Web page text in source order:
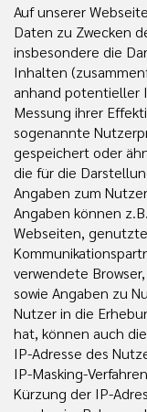
Auf unserer
Daten zu Zwecken
insbesondere die
Inhalten
anhand potentieller
Messung ihrer
sogenannte
gespeichert oder
die für die
Angaben zum
Angaben können
Webseiten,
verwendete
sowie Angaben zu
Nutzer in die
hat, können auch
IP-Adresse des
IP-Masking-
Kürzung der IP-